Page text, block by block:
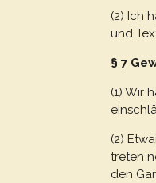
(2) Ich
und
§ 7
(1) Wir
(2)
treten
den